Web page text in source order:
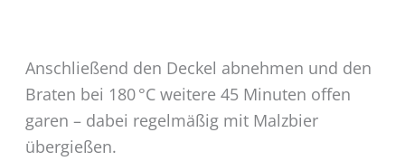
Anschließend den Deckel abnehmen und den
Braten bei 180 °C weitere 45 Minuten offen
garen – dabei regelmäßig mit Malzbier
übergießen.